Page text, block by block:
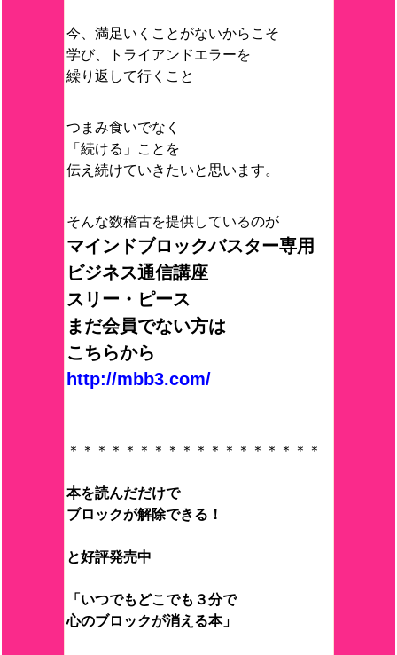
今、満足いくことがないからこそ
学び、トライアンドエラーを
繰り返して行くこと
つまみ食いでなく
「続ける」ことを
伝え続けていきたいと思います。
そんな数稽古を提供しているのが
マインドブロックバスター専用
ビジネス通信講座
スリー・ピース
まだ会員でない方は
こちらから
http://mbb3.com/
＊＊＊＊＊＊＊＊＊＊＊＊＊＊＊＊＊＊
本を読んだだけで
ブロックが解除できる！
と好評発売中
「いつでもどこでも３分で
心のブロックが消える本」